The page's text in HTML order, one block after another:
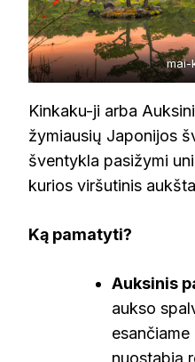
mai-
Kinkaku-ji arba
žymiausių Japonijos
šventykla pasižymi
kurios viršutinis
Ką pamatyti?
Auksinis
aukso